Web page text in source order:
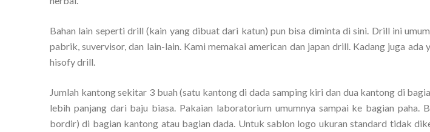
Bahan lain seperti drill (kain yang dibuat dari katun) pun bisa diminta di sini. Drill ini
pabrik, suvervisor, dan lain-lain. Kami memakai american dan japan drill. Kadang juga ada
hisofy drill.
Jumlah kantong sekitar 3 buah (satu kantong di dada samping kiri dan dua kantong di
lebih panjang dari baju biasa. Pakaian laboratorium umumnya sampai ke bagian paha.
bordir) di bagian kantong atau bagian dada. Untuk sablon logo ukuran standard tidak